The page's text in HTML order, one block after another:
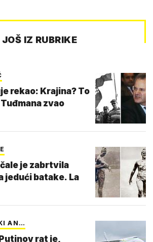
JOŠ IZ RUBRIKE
rekao: Krajina? To
zvao
je zabrtvila
jedući batake. La
AN…
rat je,